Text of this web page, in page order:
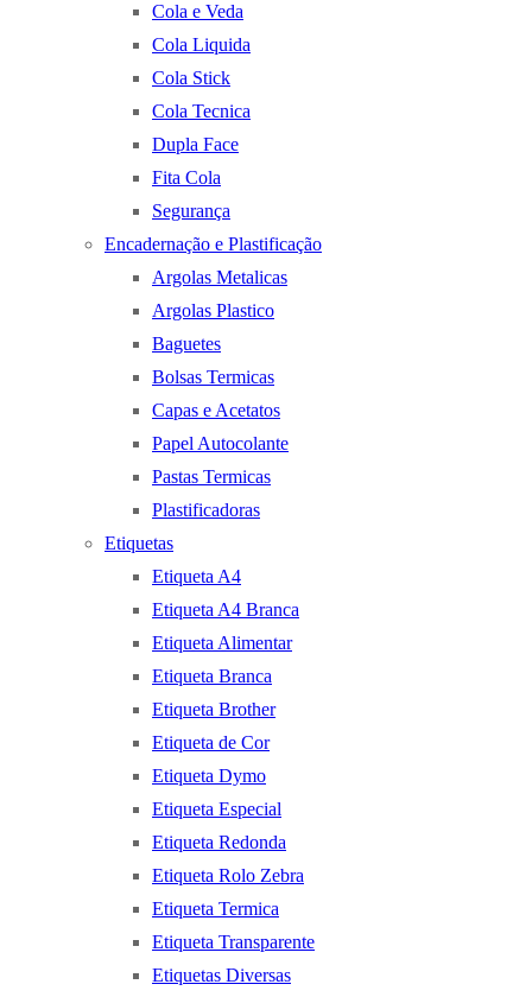
Cola e Veda
Cola Liquida
Cola Stick
Cola Tecnica
Dupla Face
Fita Cola
Segurança
Encadernação e Plastificação
Argolas Metalicas
Argolas Plastico
Baguetes
Bolsas Termicas
Capas e Acetatos
Papel Autocolante
Pastas Termicas
Plastificadoras
Etiquetas
Etiqueta A4
Etiqueta A4 Branca
Etiqueta Alimentar
Etiqueta Branca
Etiqueta Brother
Etiqueta de Cor
Etiqueta Dymo
Etiqueta Especial
Etiqueta Redonda
Etiqueta Rolo Zebra
Etiqueta Termica
Etiqueta Transparente
Etiquetas Diversas